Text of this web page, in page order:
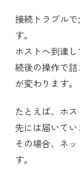
接続トラブル
す。
ホストへ到達
続後の操作で
が変わります。
たとえば、ホ
先には届いてい
その場合、ネ
す。